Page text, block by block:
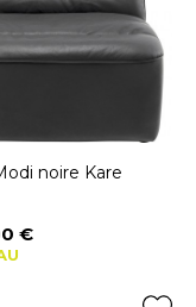
noire Kare
€